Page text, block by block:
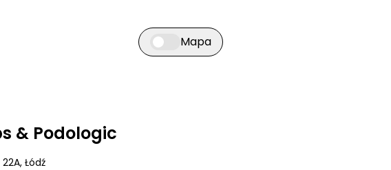
Przełącz widok mapy
Mapa
& Podologic
22A, Łódź